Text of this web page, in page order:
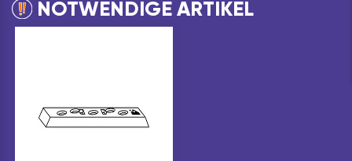
NOTWENDIGE ARTIKEL